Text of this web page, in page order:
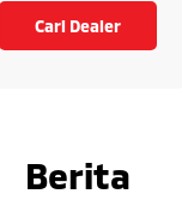
Cari Dealer
Berita